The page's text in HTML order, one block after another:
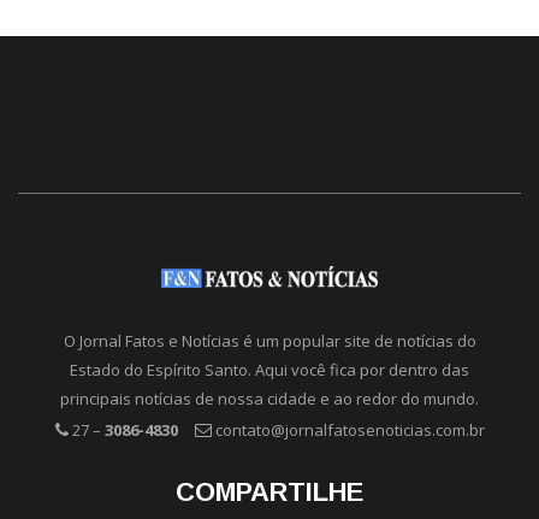
O Jornal Fatos e Notícias é um popular site de notícias do
Estado do Espírito Santo. Aqui você fica por dentro das
principais notícias de nossa cidade e ao redor do mundo.
27 – 3086-4830 contato@jornalfatosenoticias.com.br
COMPARTILHE